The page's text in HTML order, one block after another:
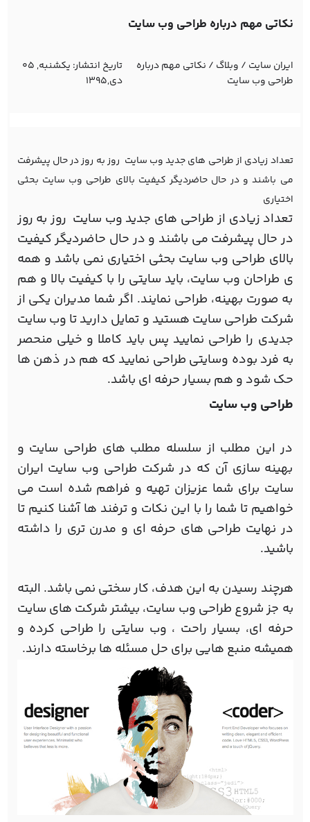
نکاتی مهم درباره طراحی وب سایت
ایران سایت / وبلاگ / نکاتی مهم درباره
طراحی وب سایت
تاریخ انتشار:
یکشنبه, 05
دی,1395
تعداد زیادی از طراحی های جدید وب سایت روز به روز در حال پیشرفت
می باشند و در حال حاضردیگر کیفیت بالای طراحی وب سایت بحثی
اختیاری
تعداد زیادی از طراحی های جدید وب سایت روز به روز
در حال پیشرفت می باشند و در حال حاضردیگر کیفیت
بالای طراحی وب سایت بحثی اختیاری نمی باشد و همه
ی طراحان وب سایت، باید سایتی را با کیفیت بالا و هم
به صورت بهینه، طراحی نمایند. اگر شما مدیران یکی از
شرکت طراحی سایت هستید و تمایل دارید تا وب سایت
جدیدی را طراحی نمایید پس باید کاملا و خیلی منحصر
به فرد بوده وسایتی طراحی نمایید که هم در ذهن ها
حک شود و هم بسیار حرفه ای باشد.
طراحی وب سایت
در این مطلب از سلسله مطلب های طراحی سایت و
بهینه سازی آن که در شرکت طراحی وب سایت ایران
سایت برای شما عزیزان تهیه و فراهم شده است می
خواهیم تا شما را با این نکات و ترفند ها آشنا کنیم تا
در نهایت طراحی های حرفه ای و مدرن تری را داشته
باشید.
هرچند رسیدن به این هدف، کار سختی نمی باشد. البته
به جز شروع طراحی وب سایت، بیشتر شرکت های سایت
حرفه ای، بسیار راحت ، وب سایتی را طراحی کرده و
همیشه منبع هایی برای حل مسئله ها برخاسته دارند.